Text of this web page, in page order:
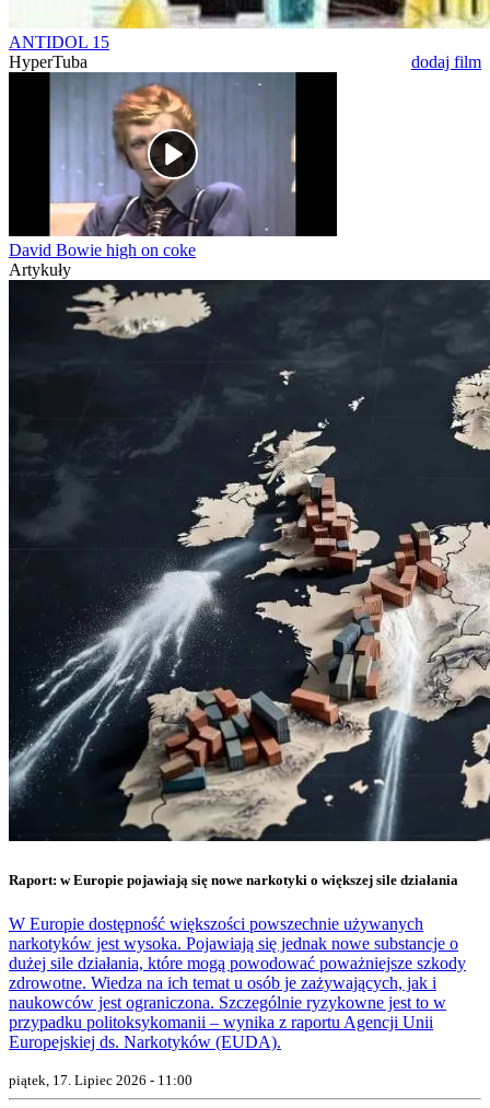
ANTIDOL 15
HyperTuba
dodaj film
David Bowie high on coke
Artykuły
Raport: w Europie pojawiają się nowe narkotyki o większej sile działania
W Europie dostępność większości powszechnie używanych
narkotyków jest wysoka. Pojawiają się jednak nowe substancje o
dużej sile działania, które mogą powodować poważniejsze szkody
zdrowotne. Wiedza na ich temat u osób je zażywających, jak i
naukowców jest ograniczona. Szczególnie ryzykowne jest to w
przypadku politoksykomanii – wynika z raportu Agencji Unii
Europejskiej ds. Narkotyków (EUDA).
piątek, 17. Lipiec 2026 - 11:00